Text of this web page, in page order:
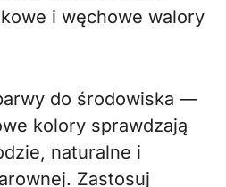
i węchowe walory
do środowiska —
kolory sprawdzają
naturalne i
Zastosuj